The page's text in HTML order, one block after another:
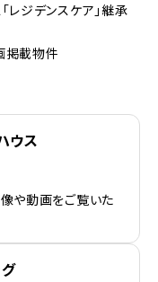
ジデンスケア」継承
掲載物件
ウス
や動画をご覧いた